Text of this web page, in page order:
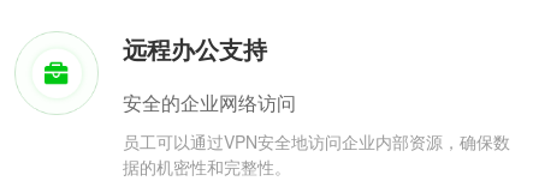
远程办公支持
安全的企业网络访问
员工可以通过VPN安全地访问企业内部资源，确保数
据的机密性和完整性。